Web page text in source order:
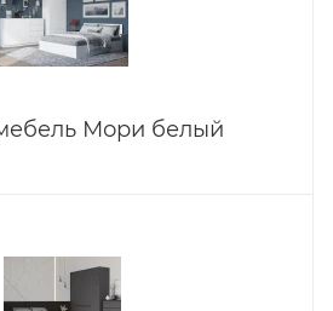
Мори белый